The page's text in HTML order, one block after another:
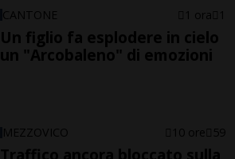
CANTONE 1 ora 1
Un figlio fa esplodere in cielo
un "Arcobaleno" di emozioni
MEZZOVICO 10 ore 59